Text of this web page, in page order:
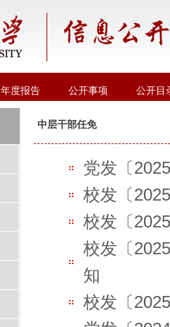
年度报告 公开事项 公开目
中层干部任免
党发〔
校发〔
校发〔
校发〔
知
校发〔